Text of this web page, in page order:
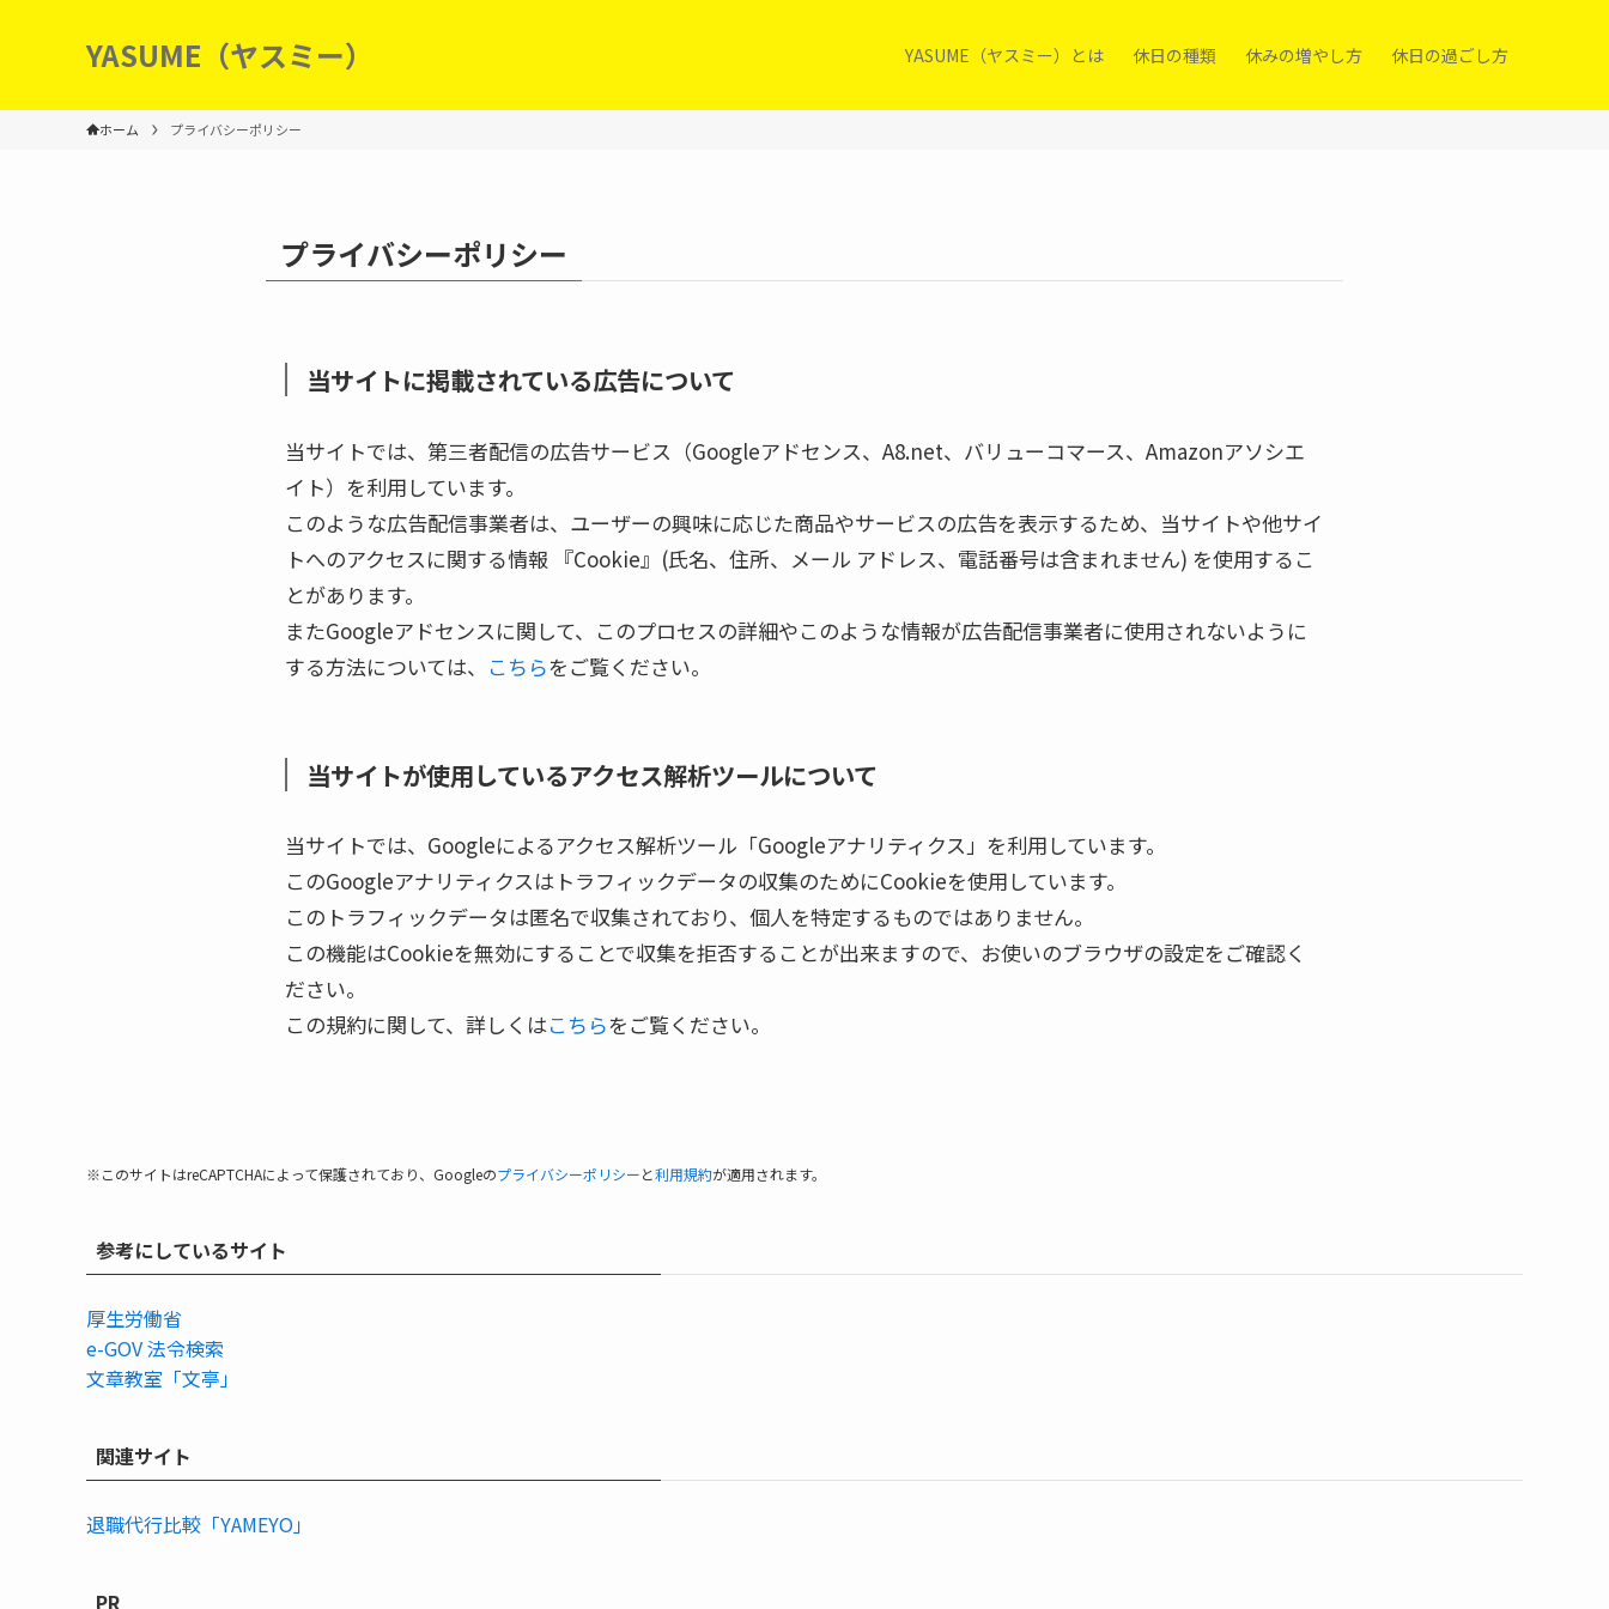
YASUME（ヤスミー） YASUME（ヤスミー）とは 休日の種類 休みの増やし方 休日の過ごし方
ホーム プライバシーポリシー
プライバシーポリシー
当サイトに掲載されている広告について
当サイトでは、第三者配信の広告サービス（Googleアドセンス、A8.net、バリューコマース、Amazonアソシエ
イト）を利用しています。
このような広告配信事業者は、ユーザーの興味に応じた商品やサービスの広告を表示するため、当サイトや他サイ
トへのアクセスに関する情報 『Cookie』(氏名、住所、メール アドレス、電話番号は含まれません) を使用するこ
とがあります。
またGoogleアドセンスに関して、このプロセスの詳細やこのような情報が広告配信事業者に使用されないように
する方法については、 こちらをご覧ください。
当サイトが使用しているアクセス解析ツールについて
当サイトでは、Googleによるアクセス解析ツール「Googleアナリティクス」を利用しています。
このGoogleアナリティクスはトラフィックデータの収集のためにCookieを使用しています。
このトラフィックデータは匿名で収集されており、個人を特定するものではありません。
この機能はCookieを無効にすることで収集を拒否することが出来ますので、お使いのブラウザの設定をご確認く
ださい。
この規約に関して、詳しくはこちらをご覧ください。
※このサイトはreCAPTCHAによって保護されており、Googleのプライバシーポリシーと利用規約が適用されます。
参考にしているサイト
厚生労働省
e-GOV 法令検索
文章教室「文亭」
関連サイト
退職代行比較「YAMEYO」
PR